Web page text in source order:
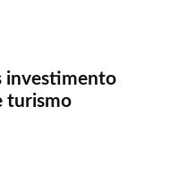
investimento
turismo